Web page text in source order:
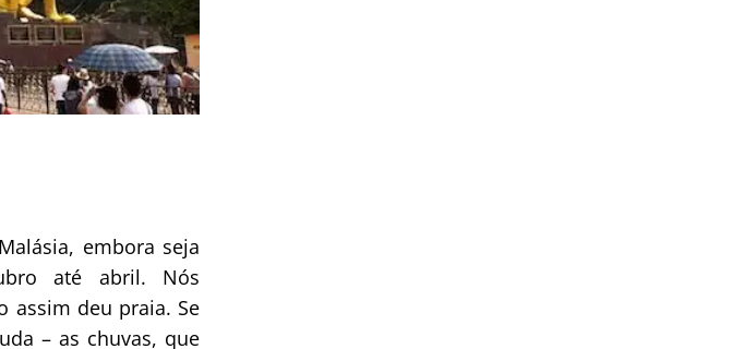
embora seja
até abril. Nós
assim deu praia. Se
– as chuvas, que